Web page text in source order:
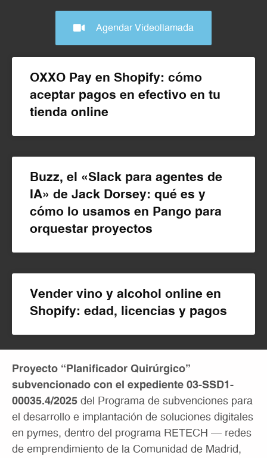
Agendar Videollamada
OXXO Pay en Shopify: cómo
aceptar pagos en efectivo en tu
tienda online
Buzz, el «Slack para agentes de
IA» de Jack Dorsey: qué es y
cómo lo usamos en Pango para
orquestar proyectos
Vender vino y alcohol online en
Shopify: edad, licencias y pagos
Proyecto “Planificador Quirúrgico”
subvencionado con el expediente 03-SSD1-
00035.4/2025 del Programa de subvenciones para
el desarrollo e implantación de soluciones digitales
en pymes, dentro del programa RETECH – redes
de emprendimiento de la Comunidad de Madrid,